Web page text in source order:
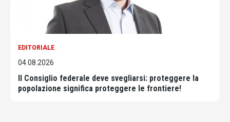
EDITORIALE
04.08.2026
Il Consiglio federale deve svegliarsi: proteggere la
popolazione significa proteggere le frontiere!